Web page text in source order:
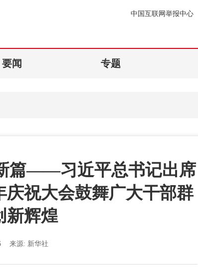
中国互联网举报中心
要闻 专题
篇——习近平总书记出席
庆祝大会鼓舞广大干部群
新辉煌
来源: 新华社